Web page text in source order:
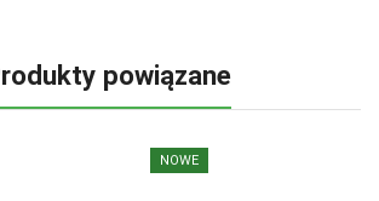
powiązane
NOWE